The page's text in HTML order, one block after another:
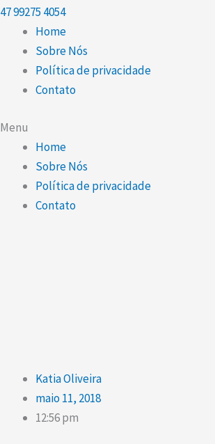
4799275 4054
Home
Sobre Nós
Política de privacidade
Contato
Menu
Home
Sobre Nós
Política de privacidade
Contato
Katia Oliveira
maio 11, 2018
12:56 pm